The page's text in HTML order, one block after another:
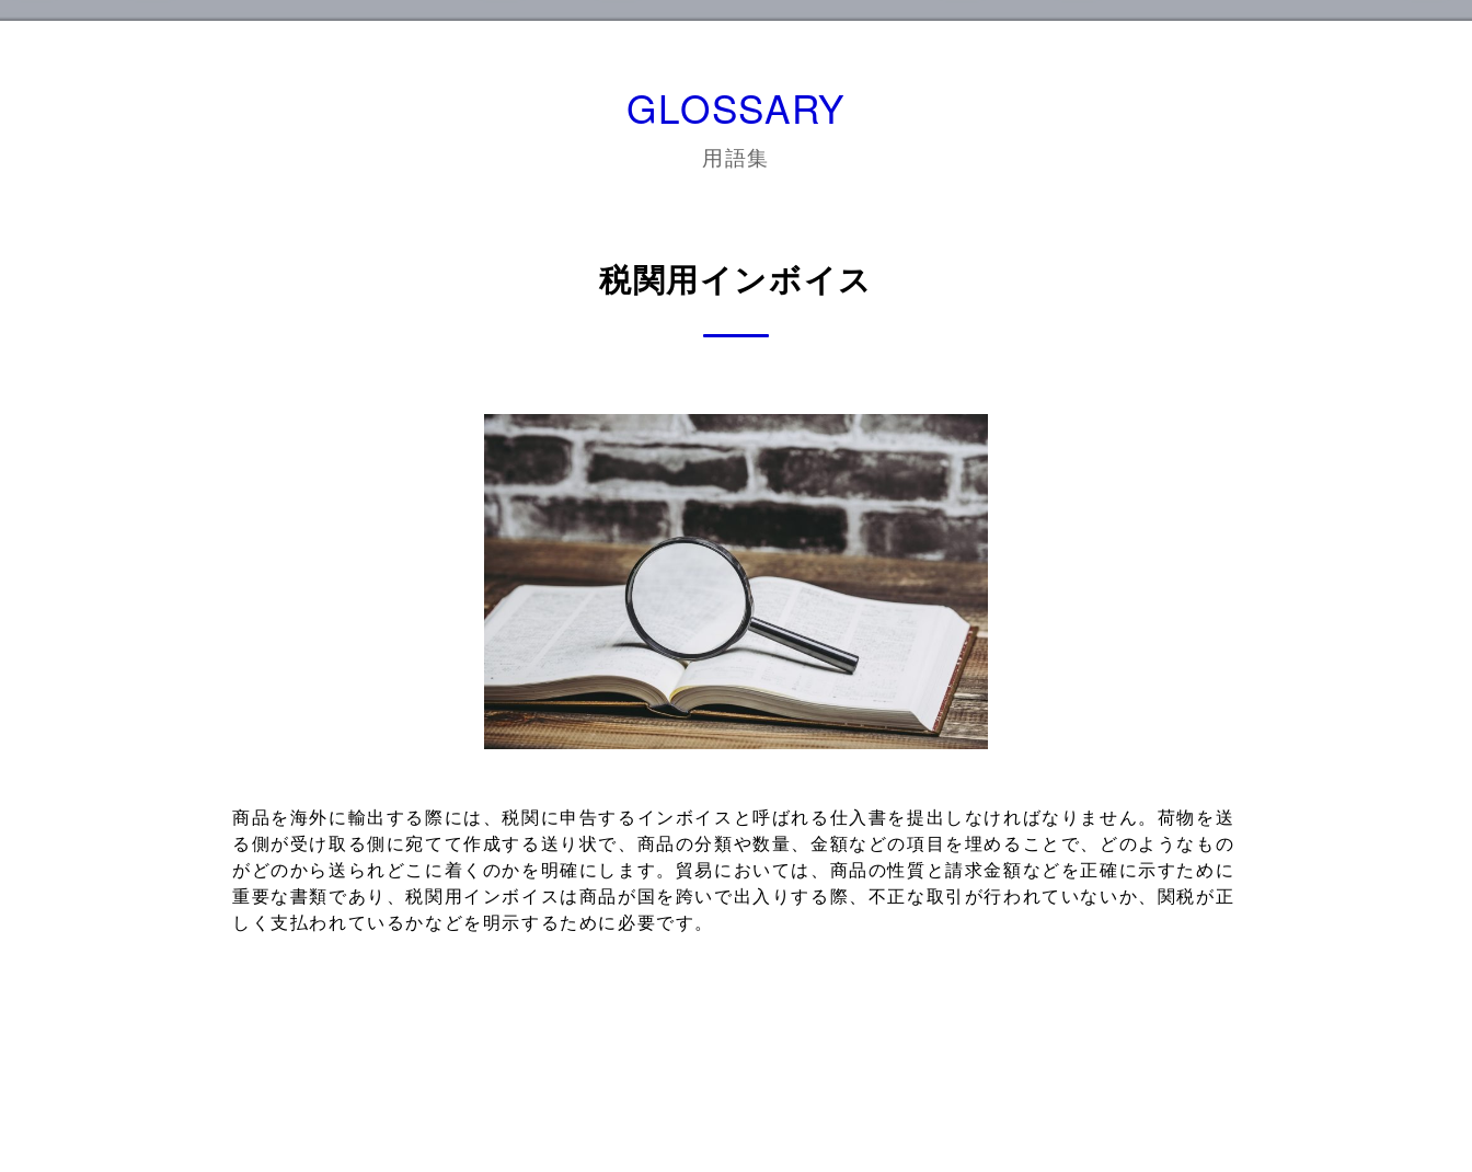
GLOSSARY
用語集
税関用インボイス
商品を海外に輸出する際には、税関に申告するインボイスと呼ばれる仕入書を提出しなければなりません。荷物を送
る側が受け取る側に宛てて作成する送り状で、商品の分類や数量、金額などの項目を埋めることで、どのようなもの
がどのから送られどこに着くのかを明確にします。貿易においては、商品の性質と請求金額などを正確に示すために
重要な書類であり、税関用インボイスは商品が国を跨いで出入りする際、不正な取引が行われていないか、関税が正
しく支払われているかなどを明示するために必要です。